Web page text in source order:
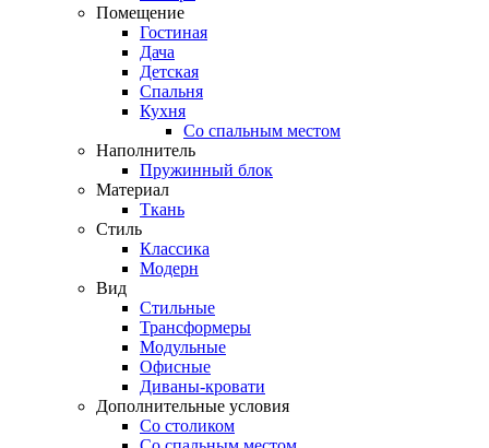
Помещение
Гостиная
Дача
Детская
Спальня
Кухня
Со спальным местом
Наполнитель
Пружинный блок
Материал
Ткань
Стиль
Классика
Модерн
Вид
Стильные
Трансформеры
Модульные
Офисные
Диваны-кровати
Дополнительные условия
Со столиком